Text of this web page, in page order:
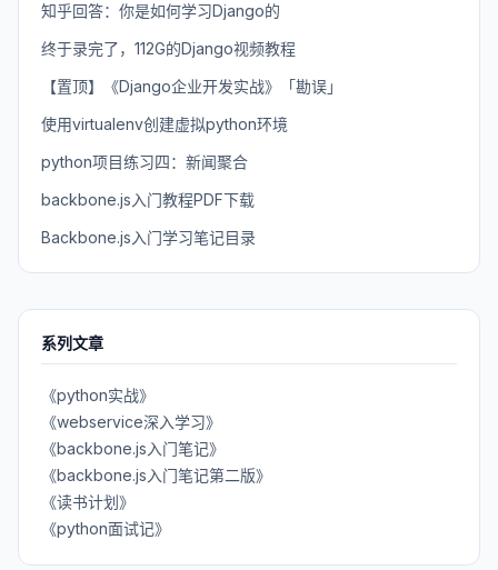
知乎回答：你是如何学习Django的
终于录完了，112G的Django视频教程
【置顶】《Django企业开发实战》「勘误」
使用virtualenv创建虚拟python环境
python项目练习四：新闻聚合
backbone.js入门教程PDF下载
Backbone.js入门学习笔记目录
系列文章
《python实战》
《webservice深入学习》
《backbone.js入门笔记》
《backbone.js入门笔记第二版》
《读书计划》
《python面试记》